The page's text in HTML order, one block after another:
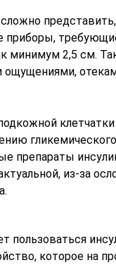
приборы,
минимум 2,5 см.
препараты
из-за
пользоваться
которое на